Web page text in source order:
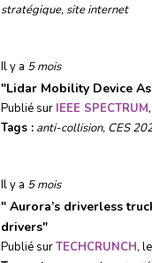
stratégique, site internet
Il y a 5 mois
"Lidar Mobility Device
Publié sur IEEE SPECTRUM
Tags : anti-collision, CES
Il y a 5 mois
" Aurora’s driverless
drivers"
Publié surTECHCRUNCH, le